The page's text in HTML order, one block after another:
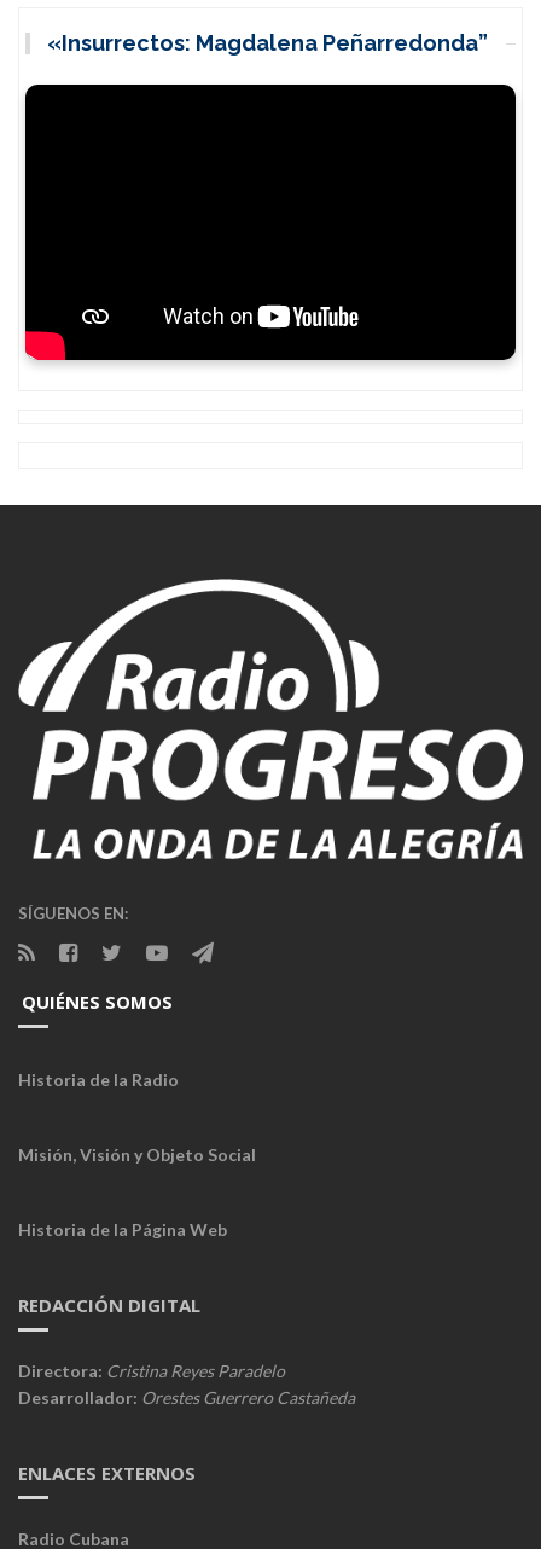
«Insurrectos: Magdalena Peñarredonda”
SÍGUENOS EN:
QUIÉNES SOMOS
Historia de la Radio
Misión, Visión y Objeto Social
Historia de la Página Web
REDACCIÓN DIGITAL
Directora: Cristina Reyes Paradelo
Desarrollador: Orestes Guerrero Castañeda
ENLACES EXTERNOS
Radio Cubana